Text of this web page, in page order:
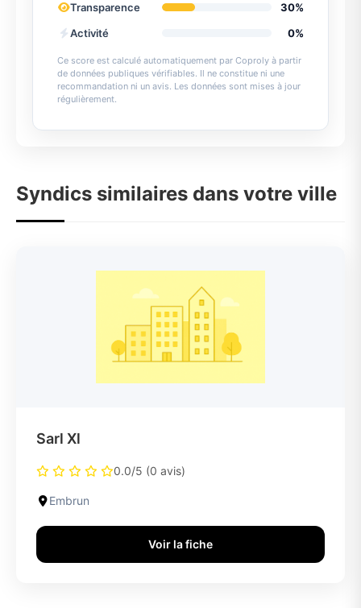
Transparence
30%
Activité
0%
Ce score est calculé automatiquement par Coproly à partir
de données publiques vérifiables. Il ne constitue ni une
recommandation ni un avis. Les données sont mises à jour
régulièrement.
Syndics similaires dans votre ville
Sarl Xl
0.0/5 (0 avis)
Embrun
Voir la fiche